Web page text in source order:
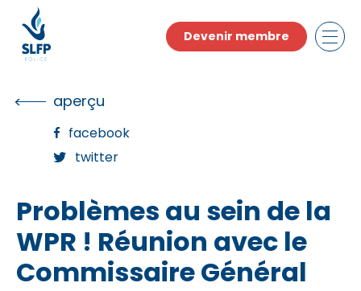
content
Devenir membre
aperçu
facebook
twitter
Problèmes au sein de la
WPR ! Réunion avec le
Commissaire Général